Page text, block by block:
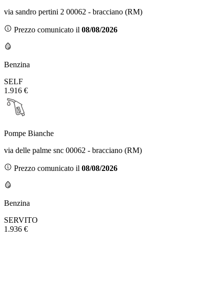
via sandro pertini 2 00062 - bracciano (RM)
Prezzo comunicato il 08/08/2026
Benzina
SELF
1.916 €
Pompe Bianche
via delle palme snc 00062 - bracciano (RM)
Prezzo comunicato il 08/08/2026
Benzina
SERVITO
1.936 €